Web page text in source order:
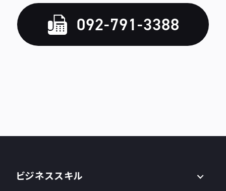
092-791-3388
ビジネススキル